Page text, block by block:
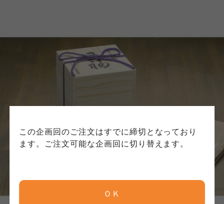
この企画回のご注文はすでに締切となっており
ます。ご注文可能な企画回に切り替えます。
ＯＫ
コープきんき事業連合が運営しています。ご自
身が加入されている生協が定める利用約款をご
確認のうえ、ご利用ください。なお、クチコミ
投稿については、利用約款の細則として規定さ
コープしが
ならコープ
にもどづいて、コープ事業連合が適切に管理を
おこなっています。
コープ事業連合、ならびに各生協の「個人情報
コープしが
コープきんき事業連合が運営しています。販売
責任者は、それぞれご利用の生協となります。
各生協の「特定商取引法に基づく表記につい
て」については各生協のボタンをクリックして
コープしが
ならコープ